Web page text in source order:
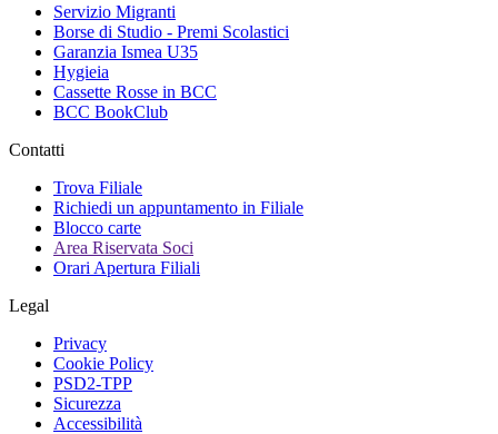
Servizio Migranti
Borse di Studio - Premi Scolastici
Garanzia Ismea U35
Hygieia
Cassette Rosse in BCC
BCC BookClub
Contatti
Trova Filiale
Richiedi un appuntamento in Filiale
Blocco carte
Area Riservata Soci
Orari Apertura Filiali
Legal
Privacy
Cookie Policy
PSD2-TPP
Sicurezza
Accessibilità